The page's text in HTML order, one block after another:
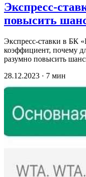
Экспресс-
повысить
Экспресс-ставки в БК
коэффициент, почему
разумно повысить
28.12.2023 · 7 мин